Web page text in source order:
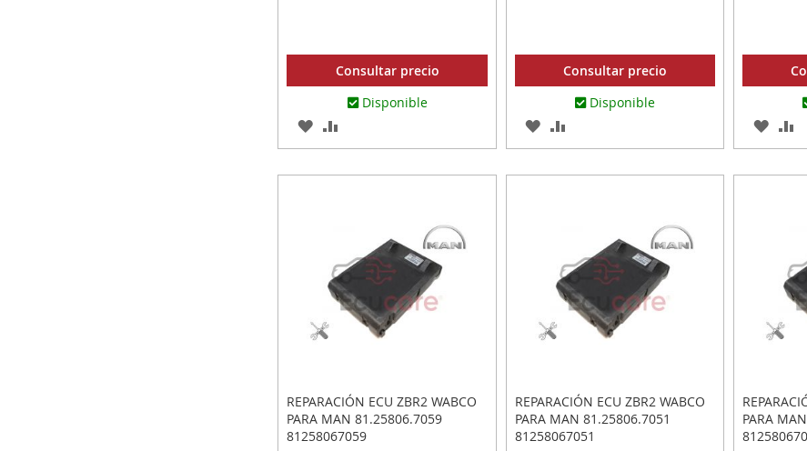
Consultar precio
Disponible
AGREGAR
A
PARA
Consultar precio
Disponible
AGREGAR
A
PARA
A
REPARACIÓN ECU ZBR2 WABCO
PARA MAN 81.25806.7059
81258067059
REPARACIÓN ECU ZBR2 WABCO
PARA MAN 81.25806.7051
81258067051
PARA